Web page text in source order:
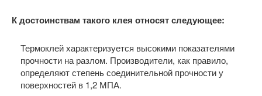
К достоинствам такого клея относят следующее:
Термоклей характеризуется высокими показателями
прочности на разлом. Производители, как правило,
определяют степень соединительной прочности у
поверхностей в 1,2 МПА.